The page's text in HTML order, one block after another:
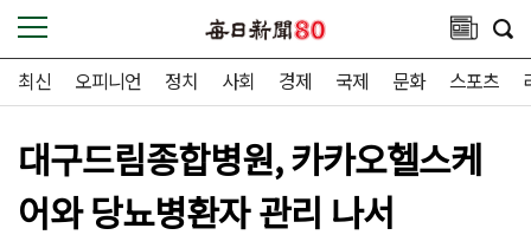
최신 오피니언 정치 사회 경제 국제 문화 스포츠
대구드림종합병원, 카카오헬스케
어와 당뇨병환자 관리 나서